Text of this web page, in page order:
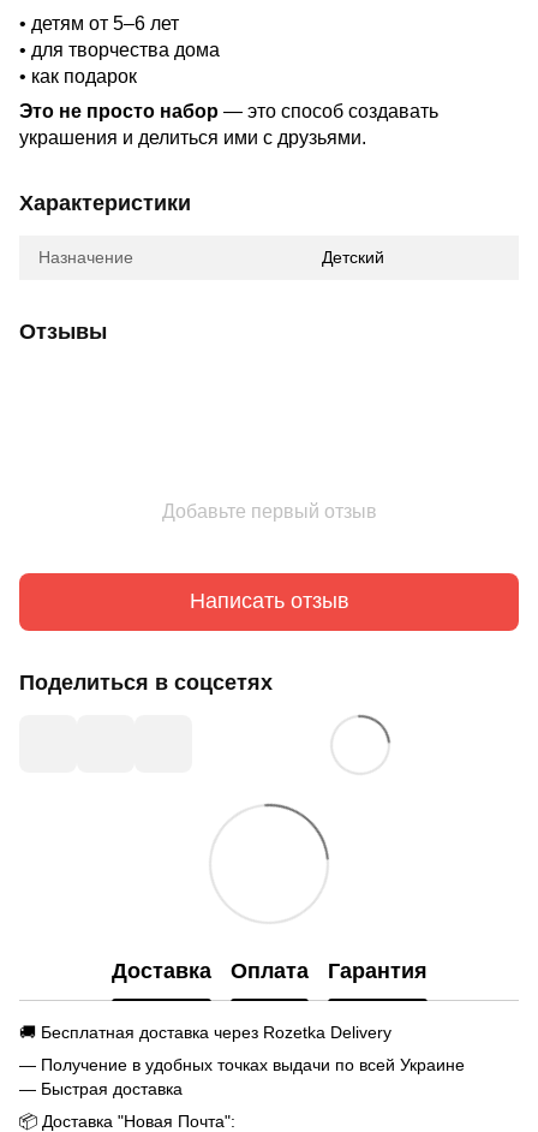
• детям от 5–6 лет
• для творчества дома
• как подарок
Это не просто набор — это способ создавать
украшения и делиться ими с друзьями.
Характеристики
Назначение Детский
Отзывы
Добавьте первый отзыв
Написать отзыв
Поделиться в соцсетях
Доставка Оплата Гарантия
🚚 Бесплатная доставка через Rozetka Delivery
— Получение в удобных точках выдачи по всей Украине
— Быстрая доставка
📦 Доставка "Новая Почта":